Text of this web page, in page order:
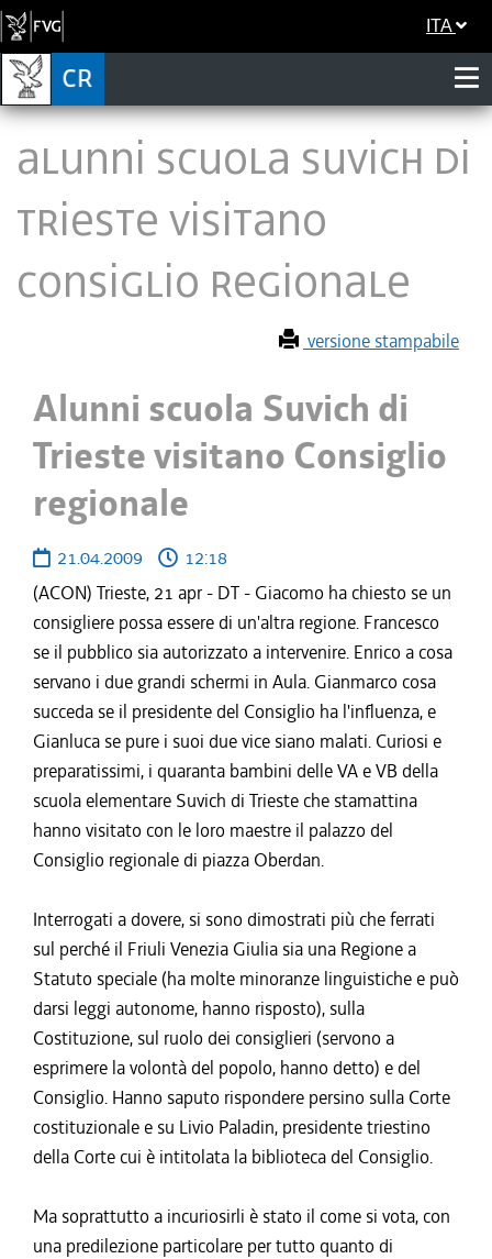
ITA
Alunni scuola Suvich di
Trieste visitano
Consiglio regionale
versione stampabile
Alunni scuola Suvich di
Trieste visitano Consiglio
regionale
21.04.2009
12:18
(ACON) Trieste, 21 apr - DT - Giacomo ha chiesto se un
consigliere possa essere di un'altra regione. Francesco
se il pubblico sia autorizzato a intervenire. Enrico a cosa
servano i due grandi schermi in Aula. Gianmarco cosa
succeda se il presidente del Consiglio ha l'influenza, e
Gianluca se pure i suoi due vice siano malati. Curiosi e
preparatissimi, i quaranta bambini delle VA e VB della
scuola elementare Suvich di Trieste che stamattina
hanno visitato con le loro maestre il palazzo del
Consiglio regionale di piazza Oberdan.
Interrogati a dovere, si sono dimostrati più che ferrati
sul perché il Friuli Venezia Giulia sia una Regione a
Statuto speciale (ha molte minoranze linguistiche e può
darsi leggi autonome, hanno risposto), sulla
Costituzione, sul ruolo dei consiglieri (servono a
esprimere la volontà del popolo, hanno detto) e del
Consiglio. Hanno saputo rispondere persino sulla Corte
costituzionale e su Livio Paladin, presidente triestino
della Corte cui è intitolata la biblioteca del Consiglio.
Ma soprattutto a incuriosirli è stato il come si vota, con
una predilezione particolare per tutto quanto di